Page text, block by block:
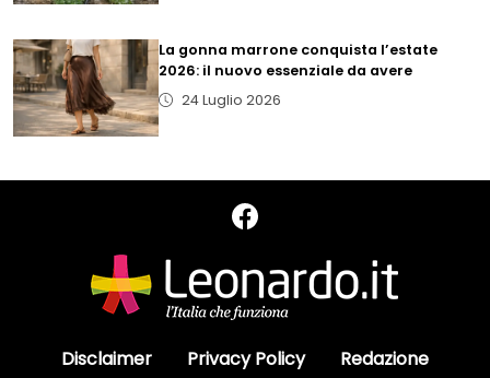
La gonna marrone conquista l’estate
2026: il nuovo essenziale da avere
24 Luglio 2026
Disclaimer Privacy Policy Redazione